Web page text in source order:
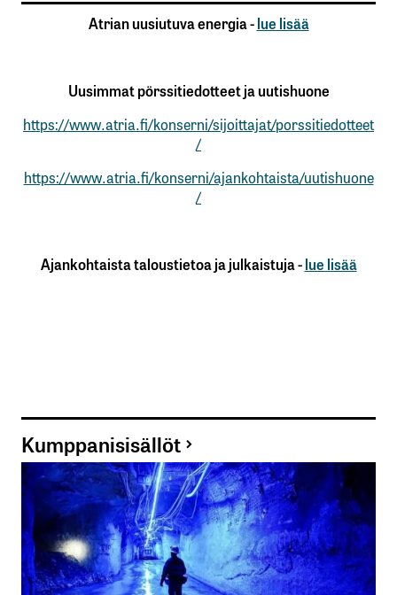
Atrian uusiutuva energia -lue lisää
Uusimmat pörssitiedotteet ja uutishuone
https://www.atria.fi/konserni/sijoittajat/porssitiedotteet
/
https://www.atria.fi/konserni/ajankohtaista/uutishuone
/
Ajankohtaista taloustietoa ja julkaistuja -lue lisää
Kumppanisisällöt